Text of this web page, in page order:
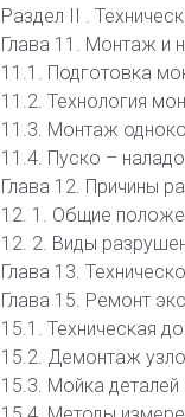
Раздел II .
Глава 11. Монтаж и
11.1. Подготовка
11.2. Технология
11.3. Монтаж
11.4. Пуско –
Глава 12. Причины
12. 1. Общие
12. 2. Виды
Глава 13.
Глава 15. Ремонт
15.1. Техническая
15.2. Демонтаж
15.3. Мойка деталей